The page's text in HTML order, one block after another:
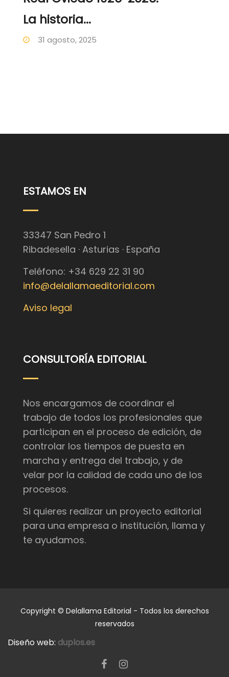
La historia...
31 agosto, 2025
ESTAMOS EN
33347 San Pedro 1
Ribadesella · Asturias · España
Teléfono: +34 629 22 31 90
info@delallamaeditorial.com
Aviso legal
CONSULTORÍA EDITORIAL
Nos encargamos de coordinar el
trabajo de todos los profesionales que
participan en el proceso de edición, de
controlar los tiempos de puesta en
marcha y entrega del trabajo, y de
velar por la calidad de cada uno de los
procesos.
Si quieres realizar un proyecto editorial
para una empresa o institución, llama y
te ayudamos.
Copyright © Delallama Editorial - Todos los derechos
reservados
Diseño web: duplos.es